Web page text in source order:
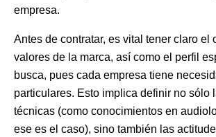
empresa.
Antes de contratar, es vital tener claro el
valores de la marca, así como el perfil
busca, pues cada empresa tiene
particulares. Esto implica definir no sólo
técnicas (como conocimientos en
ese es el caso), sino también las